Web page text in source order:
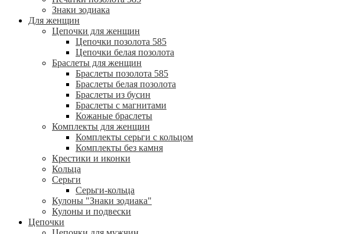
Знаки зодиака
Для женщин
Цепочки для женщин
Цепочки позолота 585
Цепочки белая позолота
Браслеты для женщин
Браслеты позолота 585
Браслеты белая позолота
Браслеты из бусин
Браслеты с магнитами
Кожаные браслеты
Комплекты для женщин
Комплекты серьги с кольцом
Комплекты без камня
Крестики и иконки
Кольца
Серьги
Серьги-кольца
Кулоны "Знаки зодиака"
Кулоны и подвески
Цепочки